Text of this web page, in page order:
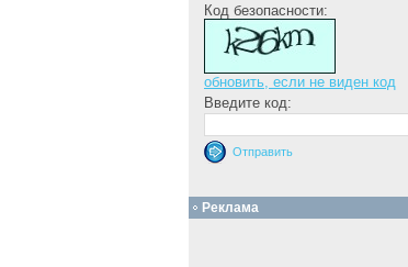
Код безопасности:
обновить, если не виден код
Введите код:
Реклама